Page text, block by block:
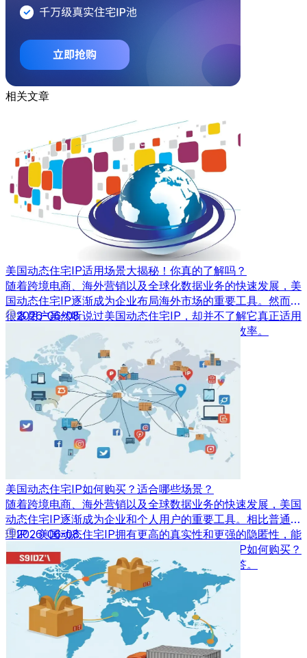
相关文章
美国动态住宅IP适用场景大揭秘！你真的了解吗？
随着跨境电商、海外营销以及全球化数据业务的快速发展，美
国动态住宅IP逐渐成为企业布局海外市场的重要工具。然而，
很多用户虽然听说过美国动态住宅IP，却并不了解它真正适用
于哪些场景，也不清楚如何利用其优势提升业务效率。
2026-06-08
美国动态住宅IP如何购买？适合哪些场景？
随着跨境电商、海外营销以及全球数据业务的快速发展，美国
动态住宅IP逐渐成为企业和个人用户的重要工具。相比普通代
理IP，美国动态住宅IP拥有更高的真实性和更强的隐匿性，能
够满足多种业务场景需求。那么，美国动态住宅IP如何购买？
又适合应用在哪些场景中呢？本文将为您详细解答。
2026-06-08